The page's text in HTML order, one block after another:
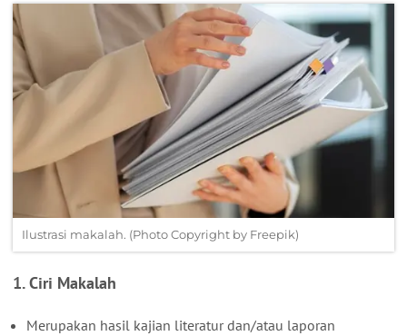
Ilustrasi makalah. (Photo Copyright by Freepik)
1. Ciri Makalah
Merupakan hasil kajian literatur dan/atau laporan